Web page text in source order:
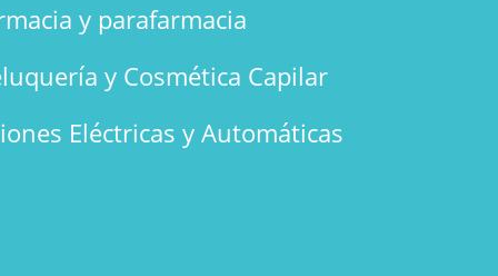
y parafarmacia
y Cosmética Capilar
Eléctricas y Automáticas